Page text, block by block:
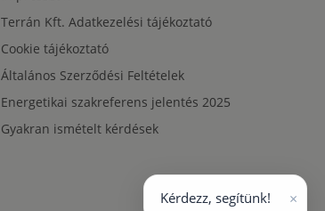
Terrán Kft. Adatkezelési tájékoztató
Cookie tájékoztató
Általános Szerződési Feltételek
Energetikai szakreferens jelentés 2025
Gyakran ismételt kérdések
Kérdezz, segítünk! ×